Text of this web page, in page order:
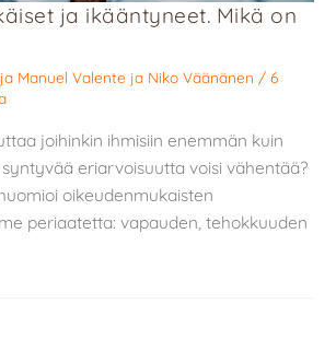
ja ikääntyneet. Mikä on
Manuel Valente ja Niko Väänänen / 6
joihinkin ihmisiin enemmän kuin
eriarvoisuutta voisi vähentää?
oikeudenmukaisten
periaatetta: vapauden, tehokkuuden